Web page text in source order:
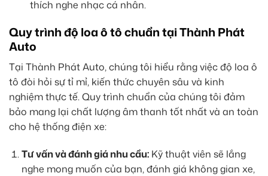
thích nghe nhạc cá nhân.
Quy trình độ loa ô tô chuẩn tại Thành Phát
Auto
Tại Thành Phát Auto, chúng tôi hiểu rằng việc độ loa ô
tô đòi hỏi sự tỉ mỉ, kiến thức chuyên sâu và kinh
nghiệm thực tế. Quy trình chuẩn của chúng tôi đảm
bảo mang lại chất lượng âm thanh tốt nhất và an toàn
cho hệ thống điện xe:
Tư vấn và đánh giá nhu cầu:Kỹ thuật viên sẽ lắng
nghe mong muốn của bạn, đánh giá không gian xe,